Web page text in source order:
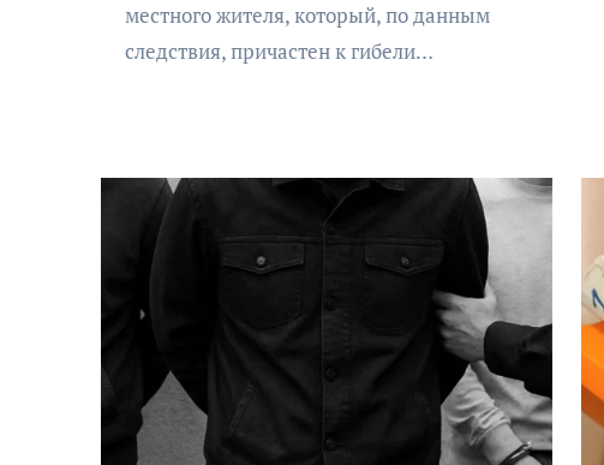
местного жителя, который, по данным
следствия, причастен к гибели…